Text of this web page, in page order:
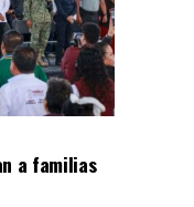
a familias